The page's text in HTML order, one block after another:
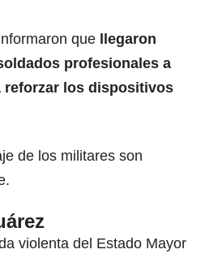
que llegaron
profesionales a
reforzar los dispositivos
de los militares son
violenta del Estado Mayor